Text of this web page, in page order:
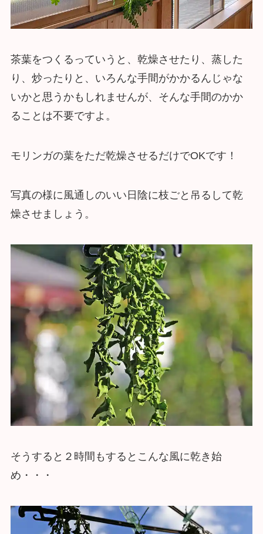
茶葉をつくるっていうと、乾燥させたり、蒸した
り、炒ったりと、いろんな手間がかかるんじゃな
いかと思うかもしれませんが、そんな手間のかか
ることは不要ですよ。
モリンガの葉をただ乾燥させるだけでOKです！
写真の様に風通しのいい日陰に枝ごと吊るして乾
燥させましょう。
そうすると２時間もするとこんな風に乾き始
め・・・